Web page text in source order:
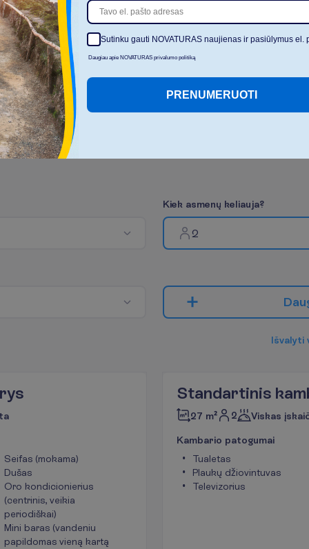
laikas ir jų kainoraštis gali
Rodyti visus
Kiek asmenų keliauja?
2
Dau
Išvalyti
Seifas (mokama)
Dušas
Oro kondicionierius
(centrinis, veikia
periodiškai)
Mini baras (vandeniu
papildomas vieną kartą
Standartinis
27 m² 2 Viskas
Kambario patogumai
Tualetas
Plaukų džiovintuvas
Televizorius
Sutinku gauti NOVATURAS naujienas ir pasiūlymus el.
Daugiau apie NOVATURAS privalumo politiką
PRENUMERUOTI